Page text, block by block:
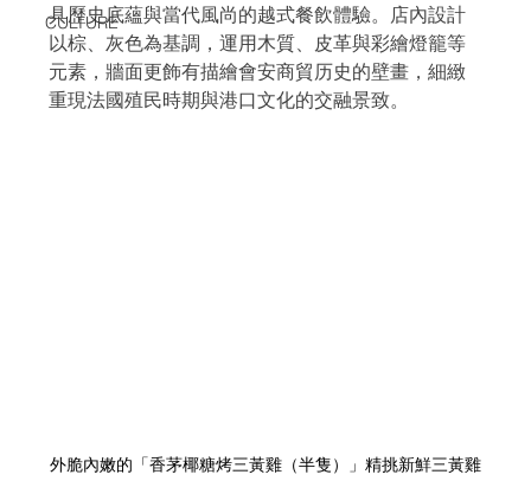
CULTURE
具歷史底蘊與當代風尚的越式餐飲體驗。店內設計
以棕、灰色為基調，運用木質、皮革與彩繪燈籠等
元素，牆面更飾有描繪會安商貿历史的壁畫，細緻
重現法國殖民時期與港口文化的交融景致。
外脆內嫩的「香茅椰糖烤三黃雞（半隻）」精挑新鮮三黃雞